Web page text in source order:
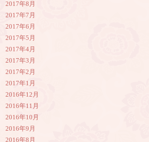
2017年8月
2017年7月
2017年6月
2017年5月
2017年4月
2017年3月
2017年2月
2017年1月
2016年12月
2016年11月
2016年10月
2016年9月
2016年8月